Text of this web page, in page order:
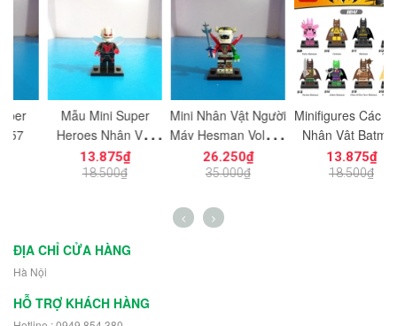
Mẫu Mini Super
Heroes Nhân Vật
Wasp
13.875₫
18.500₫
Mini Nhân Vật Người
Máy Hesman Voltron
PG1149
26.250₫
35.000₫
Minifigures Các Mẫu
Nhân Vật Batman
X509-516
13.875₫
18.500₫
ĐỊA CHỈ CỬA HÀNG
Hà Nội
HỖ TRỢ KHÁCH HÀNG